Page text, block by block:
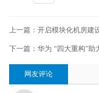
下一篇：华为 “四大重构”
网友评论